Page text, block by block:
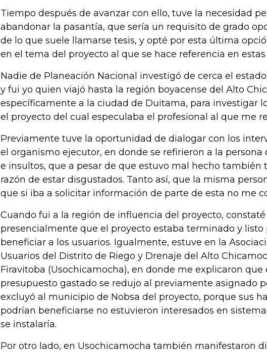
Tiempo después de avanzar con ello, tuve la necesidad
abandonar la pasantía, que sería un requisito de grado
de lo que suele llamarse tesis, y opté por esta última
en el tema del proyecto al que se hace referencia en estas
Nadie de Planeación Nacional investigó de cerca el
y fui yo quien viajó hasta la región boyacense del Alto
específicamente a la ciudad de Duitama, para investigar
el proyecto del cual especulaba el profesional al que me
Previamente tuve la oportunidad de dialogar con los
el organismo ejecutor, en donde se refirieron a la persona
e insultos, que a pesar de que estuvo mal hecho también
razón de estar disgustados. Tanto así, que la misma
que si iba a solicitar información de parte de esta no me
Cuando fui a la región de influencia del proyecto, constaté
presencialmente que el proyecto estaba terminado y listo
beneficiar a los usuarios. Igualmente, estuve en la
Usuarios del Distrito de Riego y Drenaje del Alto
Firavitoba (Usochicamocha), en donde me explicaron que
presupuesto gastado se redujo al previamente asignado
excluyó al municipio de Nobsa del proyecto, porque sus
podrían beneficiarse no estuvieron interesados en
se instalaría.
Por otro lado, en Usochicamocha también manifestaron